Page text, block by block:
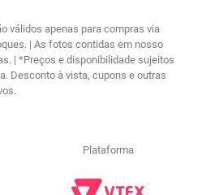
válidos apenas para compras via
| As fotos contidas em nosso
| *Preços e disponibilidade sujeitos
Desconto à vista, cupons e outras
Plataforma